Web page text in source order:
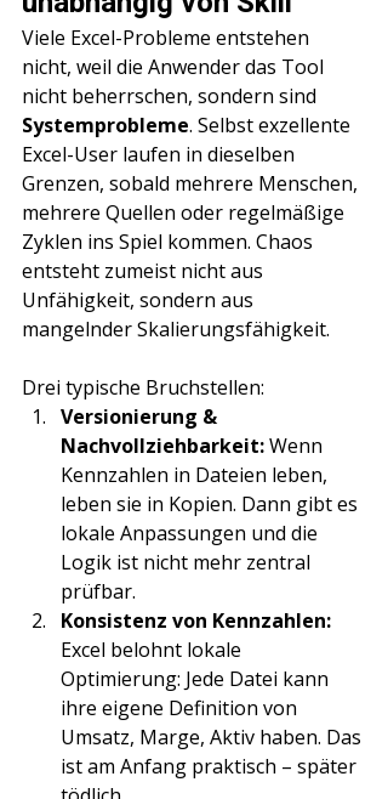
Viele Excel-Probleme entstehen
nicht, weil die Anwender das Tool
nicht beherrschen, sondern sind
Systemprobleme. Selbst exzellente
Excel-User laufen in dieselben
Grenzen, sobald mehrere Menschen,
mehrere Quellen oder regelmäßige
Zyklen ins Spiel kommen. Chaos
entsteht zumeist nicht aus
Unfähigkeit, sondern aus
mangelnder Skalierungsfähigkeit.
Drei typische Bruchstellen:
Versionierung &
Nachvollziehbarkeit: Wenn
Kennzahlen in Dateien leben,
leben sie in Kopien. Dann gibt es
lokale Anpassungen und die
Logik ist nicht mehr zentral
prüfbar.
Konsistenz von Kennzahlen:
Excel belohnt lokale
Optimierung: Jede Datei kann
ihre eigene Definition von
Umsatz, Marge, Aktiv haben. Das
ist am Anfang praktisch – später